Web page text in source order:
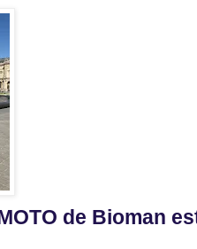
de Bioman